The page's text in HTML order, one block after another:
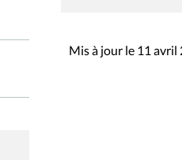
Mis à jour le 11 avril